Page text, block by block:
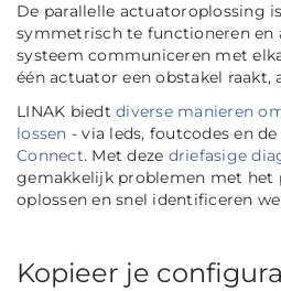
De parallelle actuatoroplossing
symmetrisch te functioneren en
systeem communiceren met
één actuator een obstakel raakt,
LINAK biedt diverse manieren
lossen - via leds, foutcodes en
Connect. Met deze driefasige
gemakkelijk problemen met het
oplossen en snel identificeren
Kopieer je